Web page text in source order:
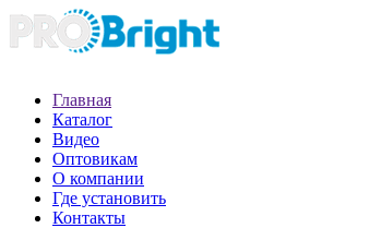
Главная
Каталог
Видео
Оптовикам
О компании
Где установить
Контакты